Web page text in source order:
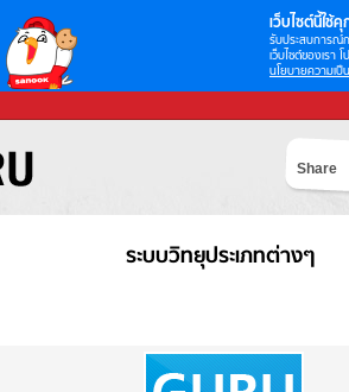
เว็บไซต์นี้ใช้คุ
รับประสบการณ์
เว็บไซต์ของเรา
นโยบายความเป็
Share
ระบบวิทยุประเภทต่างๆ